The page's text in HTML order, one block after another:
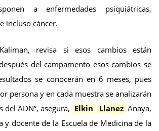
a enfermedades psiquiátricas,
incluso cáncer.
revisa si esos cambios están
del campamento esos cambios se
se conocerán en 6 meses, pues
persona y en cada muestra se analizarán
ADN”, asegura, Elkin Llanez Anaya,
y docente de la Escuela de Medicina de la